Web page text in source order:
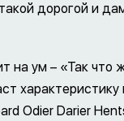
дорогой и
на ум – «Так
Odier Darier